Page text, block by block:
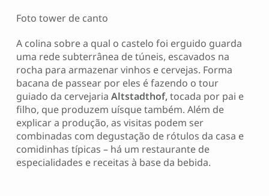
Foto tower de canto
A colina sobre a qual o castelo foi erguido guarda
uma rede subterrânea de túneis, escavados na
rocha para armazenar vinhos e cervejas. Forma
bacana de passear por eles é fazendo o tour
guiado da cervejaria Altstadthof,tocada por pai e
filho, que produzem uísque também. Além de
explicar a produção, as visitas podem ser
combinadas com degustação de rótulos da casa e
comidinhas típicas – há um restaurante de
especialidades e receitas à base da bebida.